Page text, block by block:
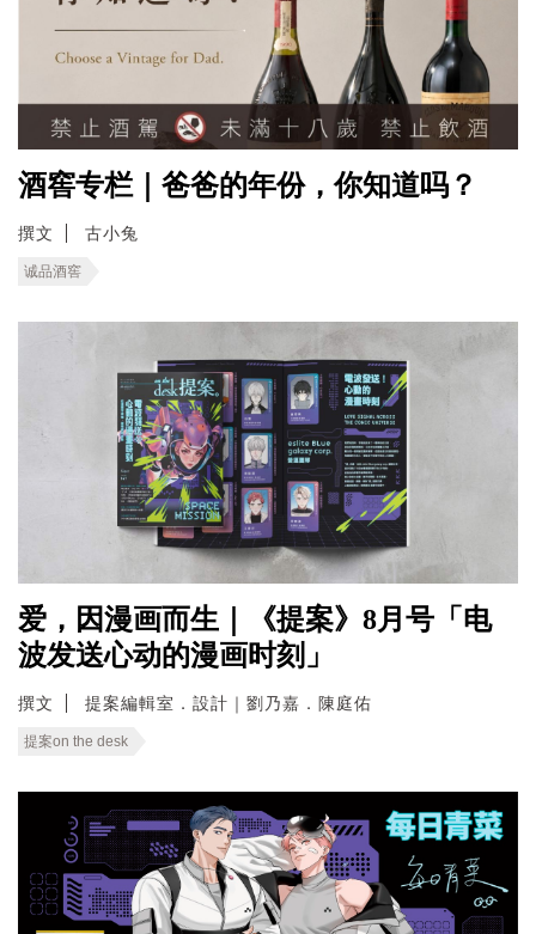
酒窖专栏｜爸爸的年份，你知道吗？
撰文 古小兔
诚品酒窖
爱，因漫画而生｜《提案》8月号「电
波发送心动的漫画时刻」
撰文 提案編輯室．設計｜劉乃嘉．陳庭佑
提案on the desk